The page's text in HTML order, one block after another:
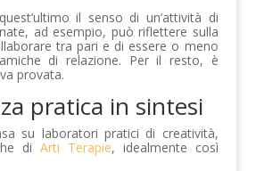
il senso di un’attività di
ad esempio, può riflettere sulla
tra pari e di essere o meno
di relazione. Per il resto, è
provata.
pratica in sintesi
su laboratori pratici di creatività,
di Arti Terapie, idealmente così